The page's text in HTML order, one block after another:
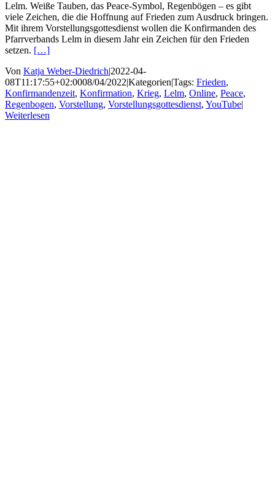
Lelm. Weiße Tauben, das Peace-Symbol, Regenbögen – es gibt
viele Zeichen, die die Hoffnung auf Frieden zum Ausdruck bringen.
Mit ihrem Vorstellungsgottesdienst wollen die Konfirmanden des
Pfarrverbands Lelm in diesem Jahr ein Zeichen für den Frieden
setzen. […]
Von Katja Weber-Diedrich|2022-04-
08T11:17:55+02:0008/04/2022|Kategorien|Tags: Frieden,
Konfirmandenzeit, Konfirmation, Krieg, Lelm, Online, Peace,
Regenbogen, Vorstellung, Vorstellungsgottesdienst, YouTube|
Weiterlesen